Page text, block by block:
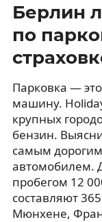
Берлин
по
Парковка —
машину.
крупных
бензин.
самым
автомобилем.
пробегом 12
составляют
Мюнхене,